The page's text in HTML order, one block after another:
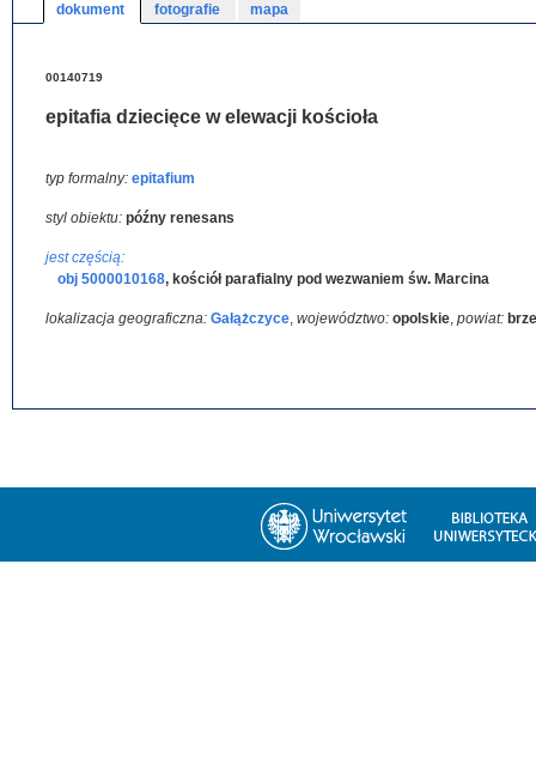
dokument fotografie mapa
00140719
epitafia dziecięce w elewacji kościoła
typ formalny: epitafium
styl obiektu: późny renesans
jest częścią:
obj 5000010168, kościół parafialny pod wezwaniem św. Marcina
lokalizacja geograficzna: Gałążczyce, województwo: opolskie, powiat: